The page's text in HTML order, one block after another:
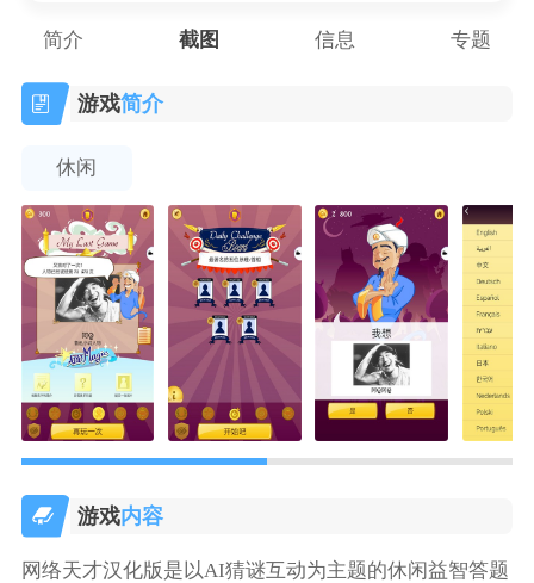
简介 截图 信息 专题
游戏简介
休闲
游戏内容
网络天才汉化版是以AI猜谜互动为主题的休闲益智答题